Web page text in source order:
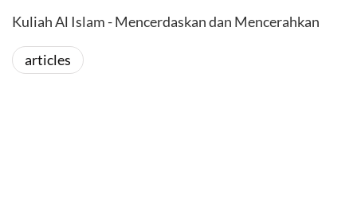
Kuliah Al Islam - Mencerdaskan dan Mencerahkan
articles